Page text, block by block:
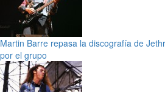
Martin Barre repasa la discografía de
por el grupo